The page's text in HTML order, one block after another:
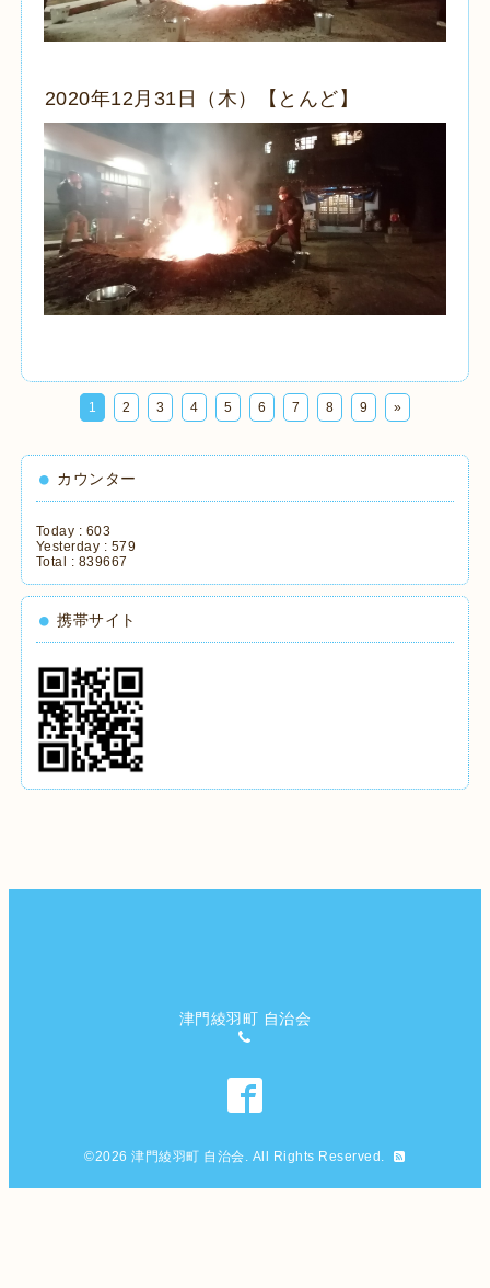
2020年12月31日（木）【とんど】
1 2 3 4 5 6 7 8 9 »
カウンター
Today : 603
Yesterday : 579
Total : 839667
携帯サイト
津門綾羽町 自治会
©2026津門綾羽町 自治会. All Rights Reserved.